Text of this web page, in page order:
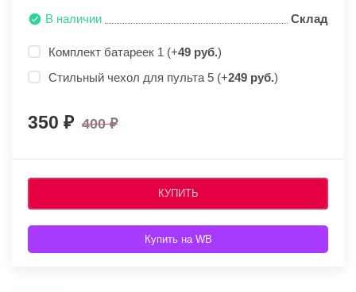
В наличии Склад
Комплект батареек 1 (+49 руб.)
Стильный чехол для пульта 5 (+249 руб.)
350 400
КУПИТЬ
Купить на WB